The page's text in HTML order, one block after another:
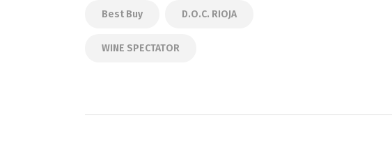
Best Buy D.O.C. RIOJA
WINE SPECTATOR